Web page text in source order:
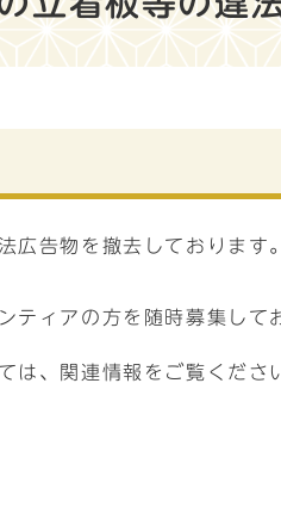
広告物を撤去しております。
ティアの方を随時募集して
は、関連情報をご覧くださ